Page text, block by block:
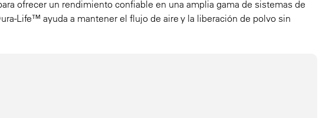
ofrecer un rendimiento confiable en una amplia gama de sistemas de
Life™ ayuda a mantener el flujo de aire y la liberación de polvo sin